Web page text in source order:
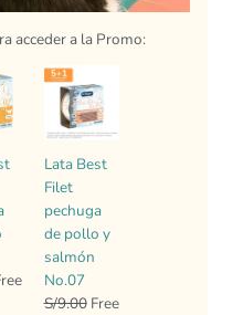
acceder a la Promo:
precio
actual
Free.Lata Best
Filet
pechuga
de pollo y
salmón
No.07
S/9.00
precio
original
S/9.00.
Free